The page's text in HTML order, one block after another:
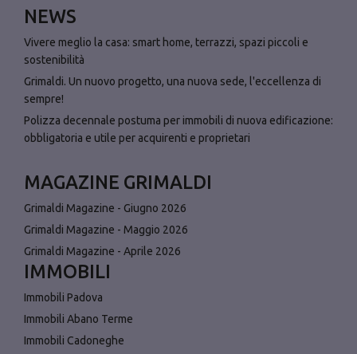
NEWS
Vivere meglio la casa: smart home, terrazzi, spazi piccoli e
sostenibilità
Grimaldi. Un nuovo progetto, una nuova sede, l'eccellenza di
sempre!
Polizza decennale postuma per immobili di nuova edificazione:
obbligatoria e utile per acquirenti e proprietari
MAGAZINE GRIMALDI
Grimaldi Magazine - Giugno 2026
Grimaldi Magazine - Maggio 2026
Grimaldi Magazine - Aprile 2026
IMMOBILI
Immobili Padova
Immobili Abano Terme
Immobili Cadoneghe